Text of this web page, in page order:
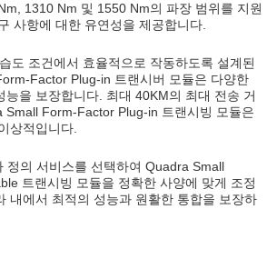
1310 Nm 및 1550 Nm의 파장 범위를 지원
사항에 대한 유연성을 제공합니다.
도 조건에서 효율적으로 작동하도록 설계된
Factor Plug-in 트랜시버 모듈은 다양한
능을 보장합니다. 최대 40KM의 최대 전송 거
Small Form-Factor Plug-in 트랜시빙 모듈은
상적입니다.
정의 서비스를 선택하여 Quadra Small
트랜시빙 모듈을 정확한 사양에 맞게 조정
내에서 최적의 성능과 원활한 통합을 보장하